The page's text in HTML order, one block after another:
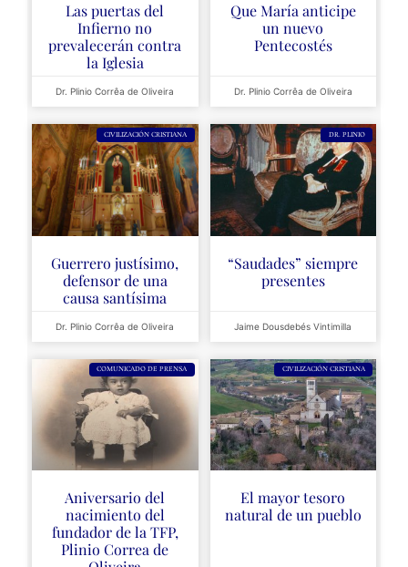
Las puertas del
Infierno no
prevalecerán contra
la Iglesia
Dr. Plinio Corrêa de Oliveira
Que María anticipe
un nuevo
Pentecostés
Dr. Plinio Corrêa de Oliveira
CIVILIZACIÓN CRISTIANA
Guerrero justísimo,
defensor de una
causa santísima
Dr. Plinio Corrêa de Oliveira
DR. PLINIO
“Saudades” siempre
presentes
Jaime Dousdebés Vintimilla
COMUNICADO DE PRENSA
Aniversario del
nacimiento del
fundador de la TFP,
Plinio Correa de
CIVILIZACIÓN CRISTIANA
El mayor tesoro
natural de un pueblo